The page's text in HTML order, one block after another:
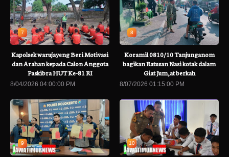
7
Kapolsek warujayeng Beri Motivasi
dan Arahan kepada Calon Anggota
Paskibra HUT Ke-81 RI
8/04/2026 04:00:00 PM
8
Koramil 0810/10 Tanjunganom
bagikan Ratusan Nasi kotak dalam
Giat Jum,at berkah
8/07/2026 01:15:00 PM
9 10